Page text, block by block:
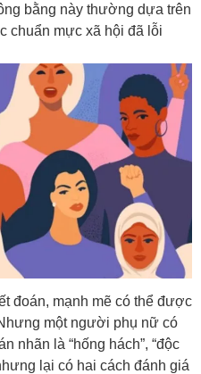
bằng này thường dựa trên
chuẩn mực xã hội đã lỗi
đoán, mạnh mẽ có thể được
một người phụ nữ có
nhãn là “hống hách”, “độc
lại có hai cách đánh giá